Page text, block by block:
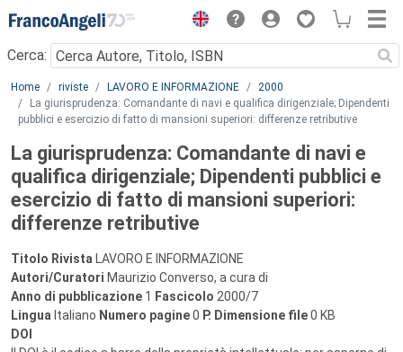
Menu
Cerca:
Main content
Home riviste LAVORO E INFORMAZIONE
2000
La giurisprudenza: Comandante di navi e qualifica dirigenziale; Dipendenti
pubblici e esercizio di fatto di mansioni superiori: differenze retributive
La giurisprudenza: Comandante di navi e
qualifica dirigenziale; Dipendenti pubblici e
esercizio di fatto di mansioni superiori:
differenze retributive
Titolo Rivista LAVORO E INFORMAZIONE
Autori/Curatori Maurizio Converso, a cura di
Anno di pubblicazione 1 Fascicolo 2000/7
Lingua Italiano Numero pagine0 P. Dimensione file0 KB
DOI